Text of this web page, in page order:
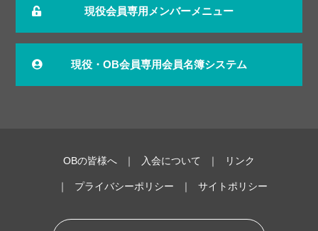
現役会員専用メンバーメニュー
現役・OB会員専用会員名簿システム
OBの皆様へ 入会について リンク
プライバシーポリシー サイトポリシー